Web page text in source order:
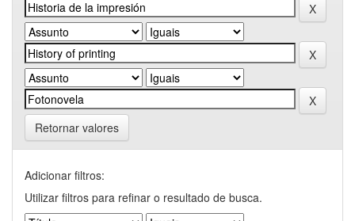
Retornar valores
Adicionar filtros:
Utilizar filtros para refinar o resultado de busca.